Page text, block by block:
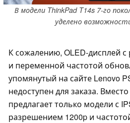
В модели ThinkPad T14s 7-го
уделено
К сожалению, OLED-дисплей
и переменной частотой
упомянутый на сайте Lenovo
недоступен для заказа.
предлагает только модели с
разрешением 1200p и